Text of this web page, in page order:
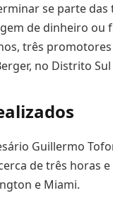
se parte
de dinheiro
três
no Distrito
Guillermo
de três horas
e Miami.